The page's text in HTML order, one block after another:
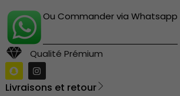
Ou Commander via Whatsapp
Qualité Prémium
Livraisons et retour